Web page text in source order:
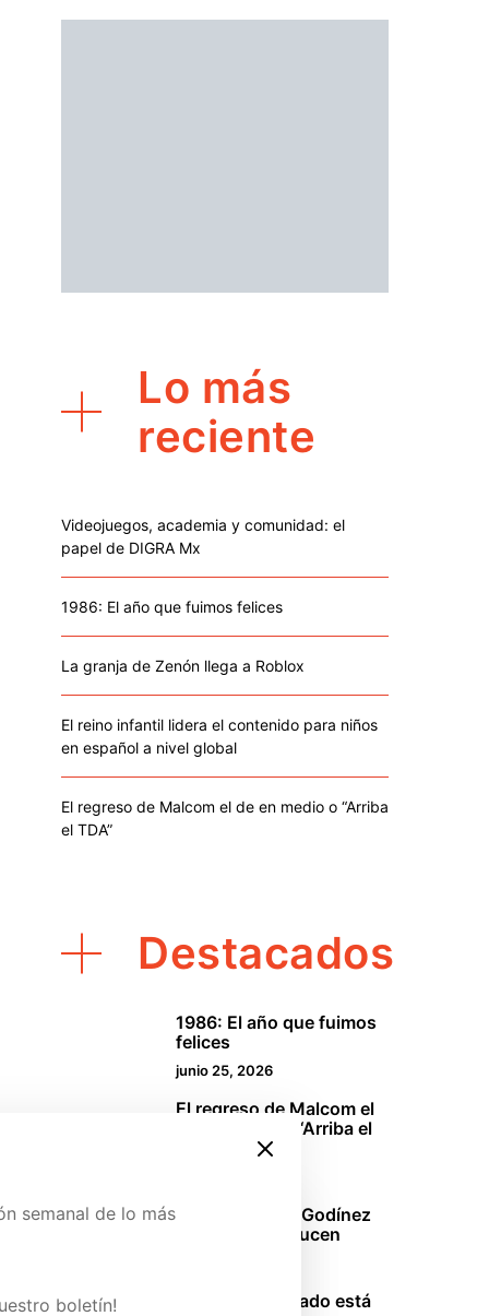
Lo más
reciente
Videojuegos, academia y comunidad: el
papel de DIGRA Mx
1986: El año que fuimos felices
La granja de Zenón llega a Roblox
El reino infantil lidera el contenido para niños
en español a nivel global
El regreso de Malcom el de en medio o “Arriba
el TDA”
Destacados
1986: El año que fuimos
felices
junio 25, 2026
El regreso de Malcom el
de en medio o “Arriba el
3
La oficina: Los Godínez
mexicanos se lucen
4
Sinners: El pecado está
de Patreon y conoce
semanal de lo más
boletín!